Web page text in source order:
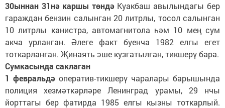
30ыннан 31нә каршы төндәКуакбаш авылындагы бер
гараждан бензин салынган 20 литрлы, тосол салынган
10 литрлы канистра, автомагнитола һәм 10 мең сум
акча урланган. Әлеге факт буенча 1982 елгы егет
тоткарланган. Җинаять эше кузгатылган, тикшерү бара.
Сумкасында саклаган
1 февральдәоператив-тикшерү чаралары барышында
полиция хезмәткәрләре Ленинград урамы, 29 нчы
йорттагы бер фатирда 1985 елгы кызны тоткарлый.